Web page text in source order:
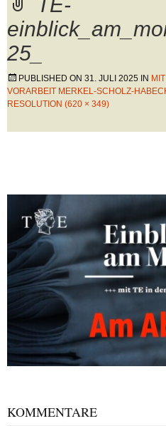
25_
PUBLISHED ON 31. JULI 2025 IN
VORARBEIT MERKEL-SCHOLZ-
RESOLUTION (620 × 349)
KOMMENTARE